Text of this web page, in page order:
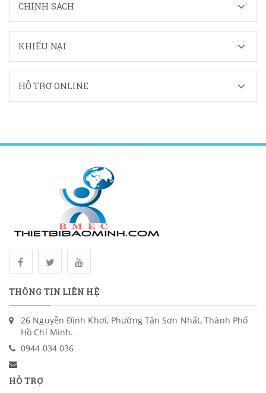
CHÍNH SÁCH
KHIẾU NẠI
HỖ TRỢ ONLINE
THÔNG TIN LIÊN HỆ
26 Nguyễn Đình Khơi, Phường Tân Sơn Nhất, Thành Phố
Hồ Chí Minh.
0944 034 036
HỖ TRỢ